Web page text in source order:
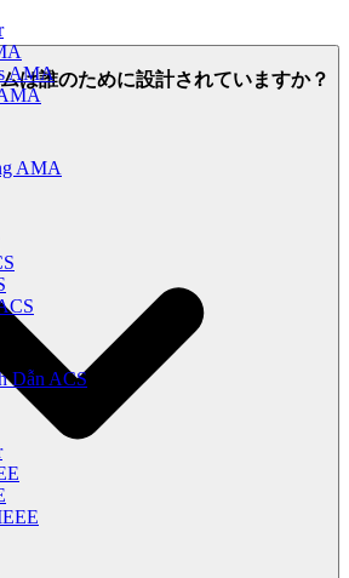
AMA
AMA
Dẫn ACS
は誰のために設計されていますか？